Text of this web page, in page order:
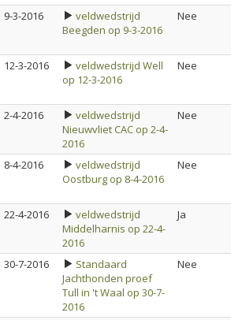
9-3-2016
veldwedstrijd
Beegden op 9-3-2016
Nee
12-3-2016
veldwedstrijd Well
op 12-3-2016
Nee
2-4-2016
veldwedstrijd
Nieuwvliet CAC op 2-4-
2016
Nee
8-4-2016
veldwedstrijd
Oostburg op 8-4-2016
Nee
22-4-2016
veldwedstrijd
Middelharnis op 22-4-
2016
Ja
30-7-2016
Standaard
Jachthonden proef
Tull in 't Waal op 30-7-
2016
Nee